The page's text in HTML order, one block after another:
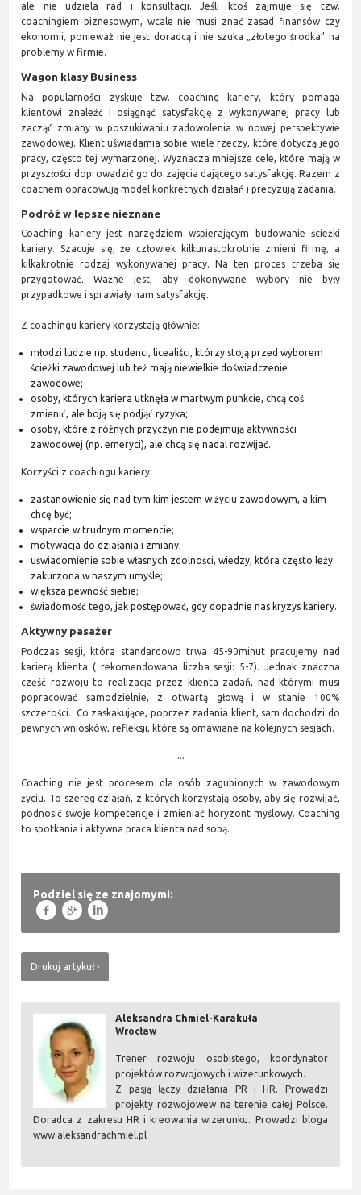
ale nie udziela rad i konsultacji. Jeśli ktoś zajmuje się tzw.
coachingiem biznesowym, wcale nie musi znać zasad finansów czy
ekonomii, ponieważ nie jest doradcą i nie szuka „złotego środka” na
problemy w firmie.
Wagon klasy Business
Na popularności zyskuje tzw. coaching kariery, który pomaga
klientowi znaleźć i osiągnąć satysfakcję z wykonywanej pracy lub
zacząć zmiany w poszukiwaniu zadowolenia w nowej perspektywie
zawodowej. Klient uświadamia sobie wiele rzeczy, które dotyczą jego
pracy, często tej wymarzonej. Wyznacza mniejsze cele, które mają w
przyszłości doprowadzić go do zajęcia dającego satysfakcję. Razem z
coachem opracowują model konkretnych działań i precyzują zadania.
Podróż w lepsze nieznane
Coaching kariery jest narzędziem wspierającym budowanie ścieżki
kariery. Szacuje się, że człowiek kilkunastokrotnie zmieni firmę, a
kilkakrotnie rodzaj wykonywanej pracy. Na ten proces trzeba się
przygotować. Ważne jest, aby dokonywane wybory nie były
przypadkowe i sprawiały nam satysfakcję.
Z coachingu kariery korzystają głównie:
młodzi ludzie np. studenci, licealiści, którzy stoją przed wyborem
ścieżki zawodowej lub też mają niewielkie doświadczenie
zawodowe;
osoby, których kariera utknęła w martwym punkcie, chcą coś
zmienić, ale boją się podjąć ryzyka;
osoby, które z różnych przyczyn nie podejmują aktywności
zawodowej (np. emeryci), ale chcą się nadal rozwijać.
Korzyści z coachingu kariery:
zastanowienie się nad tym kim jestem w życiu zawodowym, a kim
chcę być;
wsparcie w trudnym momencie;
motywacja do działania i zmiany;
uświadomienie sobie własnych zdolności, wiedzy, która często leży
zakurzona w naszym umyśle;
większa pewność siebie;
świadomość tego, jak postępować, gdy dopadnie nas kryzys kariery.
Aktywny pasażer
Podczas sesji, która standardowo trwa 45-90minut pracujemy nad
karierą klienta ( rekomendowana liczba sesji: 5-7). Jednak znaczna
część rozwoju to realizacja przez klienta zadań, nad którymi musi
popracować samodzielnie, z otwartą głową i w stanie 100%
szczerości. Co zaskakujące, poprzez zadania klient, sam dochodzi do
pewnych wniosków, refleksji, które są omawiane na kolejnych sesjach.
...
Coaching nie jest procesem dla osób zagubionych w zawodowym
życiu. To szereg działań, z których korzystają osoby, aby się rozwijać,
podnosić swoje kompetencje i zmieniać horyzont myślowy. Coaching
to spotkania i aktywna praca klienta nad sobą.
Podziel się ze znajomymi:
f g l
Drukuj artykuł
Aleksandra Chmiel-Karakuła
Wrocław
Trener rozwoju osobistego, koordynator
projektów rozwojowych i wizerunkowych.
Z pasją łączy działania PR i HR. Prowadzi
projekty rozwojowew na terenie całej Polsce.
Doradca z zakresu HR i kreowania wizerunku. Prowadzi bloga
www.aleksandrachmiel.pl